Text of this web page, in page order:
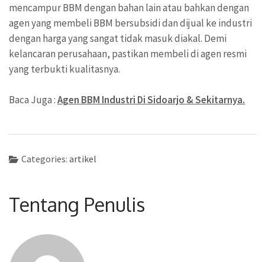
mencampur BBM dengan bahan lain atau bahkan dengan
agen yang membeli BBM bersubsidi dan dijual ke industri
dengan harga yang sangat tidak masuk diakal. Demi
kelancaran perusahaan, pastikan membeli di agen resmi
yang terbukti kualitasnya.
Baca Juga :Agen BBM Industri Di Sidoarjo & Sekitarnya.
Categories: artikel
Tentang Penulis